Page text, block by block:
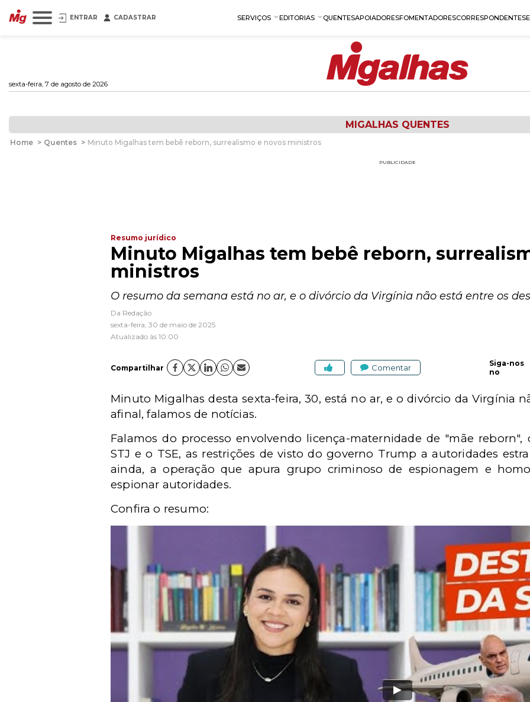
ENTRAR CADASTRAR SERVIÇOS EDITORIAS QUENTESAPOIADORESFOMENTADORESCORRESPONDENTES
sexta-feira, 7 de agosto de 2026
MIGALHAS QUENTES
Home > Quentes > Minuto Migalhas tem bebê reborn, surrealismo e novos ministros
PUBLICIDADE
Resumo jurídico
Minuto Migalhas tem bebê reborn,
ministros
O resumo da semana está no ar, e o divórcio da Virgínia não está entre os
Da Redação
sexta-feira, 30 de maio de 2025
Atualizado às 10:00
Compartilhar Comentar
Siga-nos
no
Minuto Migalhas desta sexta-feira, 30, está no ar, e o divórcio da Virgínia
afinal, falamos de notícias.
Falamos do processo envolvendo licença-maternidade de "mãe
STJ e o TSE, as restrições de visto do governo Trump a autoridades
ainda, a operação que apura grupo criminoso de espionagem e
espionar autoridades.
Confira o resumo: